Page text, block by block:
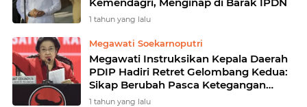
1 tahun yang lalu
Megawati Soekarnoputri
Megawati Instruksikan Kepala Daerah
PDIP Hadiri Retret Gelombang Kedua:
Sikap Berubah Pasca Ketegangan
Politik
1 tahun yang lalu